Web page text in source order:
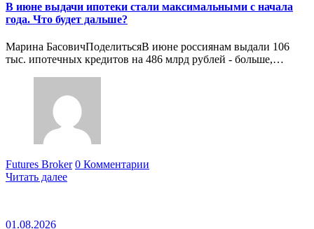
В июне выдачи ипотеки стали максимальными с начала
года. Что будет дальше?
Марина БасовичПоделитьсяВ июне россиянам выдали 106
тыс. ипотечных кредитов на 486 млрд рублей - больше,…
Futures Broker 0 Комментарии
Читать далее
01.08.2026